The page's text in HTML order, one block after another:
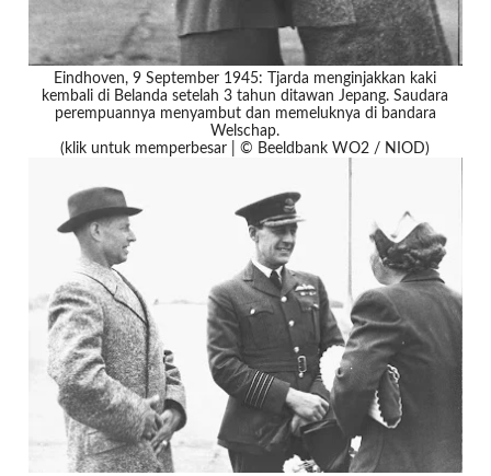
Eindhoven, 9 September 1945: Tjarda menginjakkan kaki
kembali di Belanda setelah 3 tahun ditawan Jepang. Saudara
perempuannya menyambut dan memeluknya di bandara
Welschap.
(klik untuk memperbesar | © Beeldbank WO2 / NIOD)